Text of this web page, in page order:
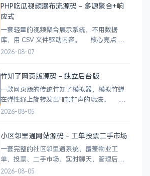
PHP吃瓜视频瀑布流源码 - 多源聚合+响
应式
一套轻量的视频聚合展示系统，不用数据
库，用 CSV 文件驱动内容。 核心亮点
CSV 驱动：不用配数据库，编
示：移动端 2 列 → 平板 3 列 → 桌面 4~5
2026-08-07
竹知了网页版源码 - 独立后台版
一款网页版的传统竹知了模拟器，模拟竹蝉
在弹性绳上旋转发出"哇哇"声的玩法。 核
心功能 网页版运行，无需下载 独立后台管
2026-08-05
小区邻里通网站源码 - 工单投票二手市场
一套完整的社区邻里通系统，覆盖物业工
单、投票、二手市场、实时聊天，管理后台
一应俱全。 前台功能 九宫格快捷菜单 +
2026-08-05